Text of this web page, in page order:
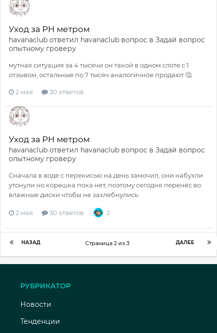
Уход за PH метром
havanaclub ответил havanaclub вопрос в Задай вопрос
опытному гроверу
мутная ситуация за 4 тысячи он такой в одном слоте с 1
отзывом, остальные по 7 тысяч аналогичное продают 🤔
2 мая 30 ответов
Уход за PH метром
havanaclub ответил havanaclub вопрос в Задай вопрос
опытному гроверу
Сначала в воде с перекисью на день замочил, они набухли
утонули но корешка пока нет, поэтому сегодня перенёс во
влажные диски чтобы не захлебнулись
2 мая 30 ответов 2
НАЗАД ДАЛЕЕ
Страница 2 из 3
РУБРИКАТОР
Новости
Тенденции